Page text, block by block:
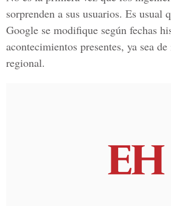
sorprenden a sus usuarios. Es usual
Google se modifique según fechas
acontecimientos presentes, ya sea
regional.